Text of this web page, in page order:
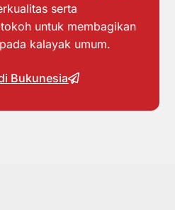
serta
untuk membagikan
kalayak umum.
Bukunesia